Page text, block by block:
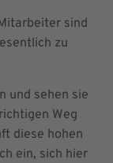
sind
zu
und sehen sie
Weg
diese hohen
ein, sich hier